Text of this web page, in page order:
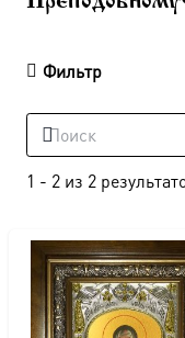
Фильтр
1 - 2 из 2